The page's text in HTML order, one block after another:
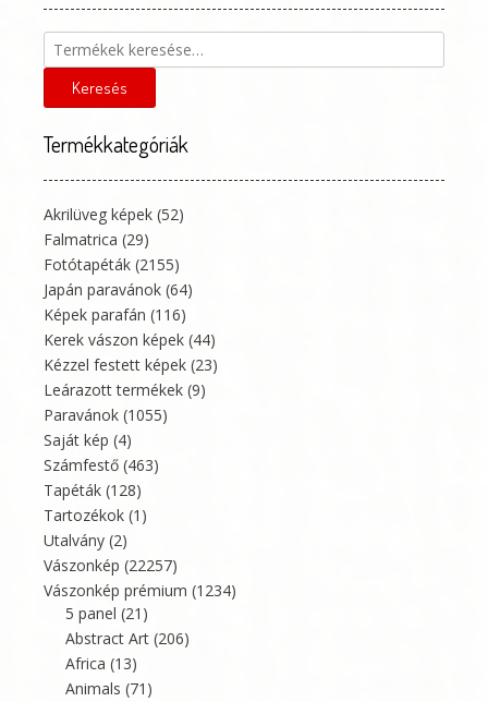
Keresés
a
következőre:
Keresés
Termékkategóriák
Akrilüveg képek (52)
Falmatrica (29)
Fotótapéták (2155)
Japán paravánok (64)
Képek parafán (116)
Kerek vászon képek (44)
Kézzel festett képek (23)
Leárazott termékek (9)
Paravánok (1055)
Saját kép (4)
Számfestő (463)
Tapéták (128)
Tartozékok (1)
Utalvány (2)
Vászonkép (22257)
Vászonkép prémium (1234)
5 panel (21)
Abstract Art (206)
Africa (13)
Animals (71)